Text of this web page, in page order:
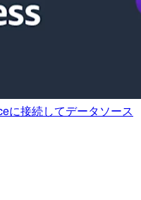
に接続してデータソース